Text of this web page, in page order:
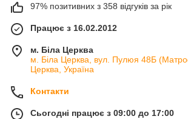
97% позитивних з 358 відгуків за рік
Працює з 16.02.2012
м. Біла Церква
м. Біла Церква, вул. Пулюя 48Б
Церква, Україна
Контакти
Сьогодні працює з 09:00 до 17:00